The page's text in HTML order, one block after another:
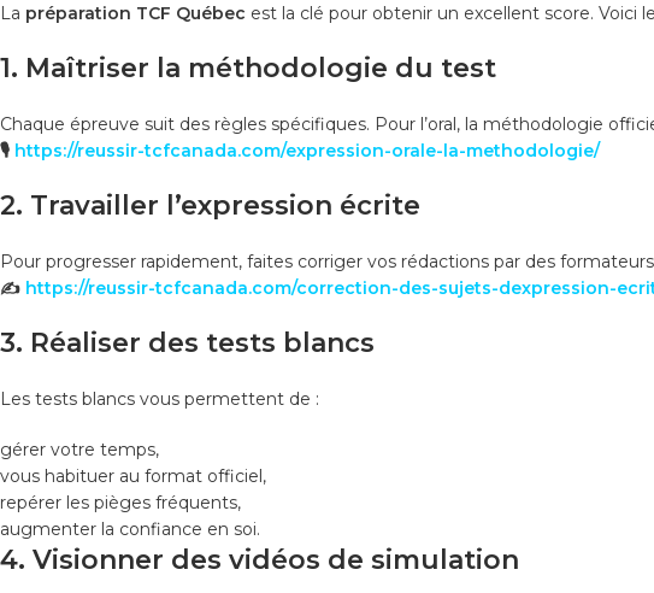
La préparation TCF Québec est la clé pour obtenir un excellent score. Voici
1. Maîtriser la méthodologie du test
Chaque épreuve suit des règles spécifiques. Pour l’oral, la méthodologie
🎙️ https://reussir-tcfcanada.com/expression-orale-la-methodologie/
2. Travailler l’expression écrite
Pour progresser rapidement, faites corriger vos rédactions par des formateurs
✍ https://reussir-tcfcanada.com/correction-des-sujets-dexpression-
3. Réaliser des tests blancs
Les tests blancs vous permettent de :
gérer votre temps,
vous habituer au format officiel,
repérer les pièges fréquents,
augmenter la confiance en soi.
4. Visionner des vidéos de simulation